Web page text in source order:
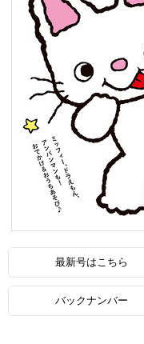
最新号はこちら
バックナンバー